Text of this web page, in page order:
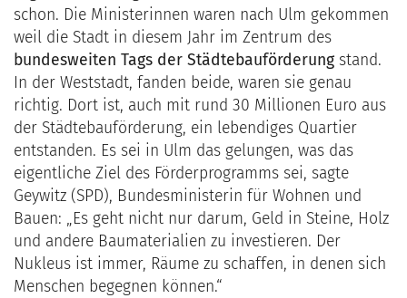
schon. Die Ministerinnen waren nach Ulm gekommen
weil die Stadt in diesem Jahr im Zentrum des
bundesweiten Tags der Städtebauförderung stand.
In der Weststadt, fanden beide, waren sie genau
richtig. Dort ist, auch mit rund 30 Millionen Euro aus
der Städtebauförderung, ein lebendiges Quartier
entstanden. Es sei in Ulm das gelungen, was das
eigentliche Ziel des Förderprogramms sei, sagte
Geywitz (SPD), Bundesministerin für Wohnen und
Bauen: „Es geht nicht nur darum, Geld in Steine, Holz
und andere Baumaterialien zu investieren. Der
Nukleus ist immer, Räume zu schaffen, in denen sich
Menschen begegnen können.“